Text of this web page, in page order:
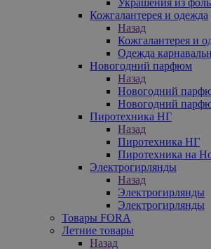
Кожгалантерея и одежда
Назад
Кожгалантерея и
Одежда
Новогодний парфюм
Назад
Новогодний
Новогодний
Пиротехника НГ
Назад
Пиротехника НГ
Пиротехника на
Электрогирлянды
Назад
Электрогирлянды
Электрогирлянды
Товары FORA
Летние товары
Назад